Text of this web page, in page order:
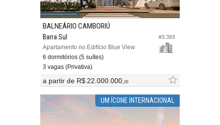
#3.393
BALNEÁRIO CAMBORIÚ
Barra Sul
Apartamento no Edifício Blue View
6 dormitórios (5 suítes)
3 vagas (Privativa)
a partir de R$ 22.000.000,00
UM ÍCONE INTERNACIONAL